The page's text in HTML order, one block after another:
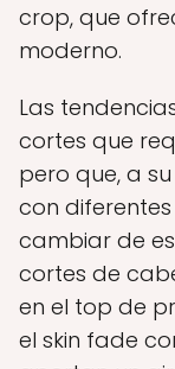
crop, que
moderno.
Las
cortes que
pero que, a
con
cambiar de
cortes de
en el top de
el skin fade